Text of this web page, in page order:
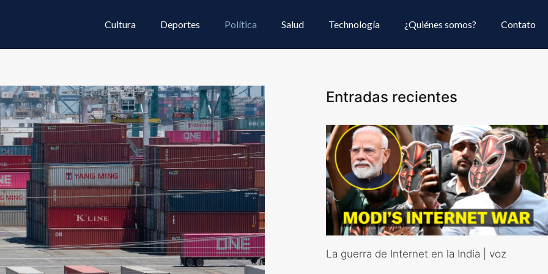
Cultura Deportes Política Salud Technología ¿Quiénes somos? Contato
Entradas recientes
La guerra de Internet en la India | voz